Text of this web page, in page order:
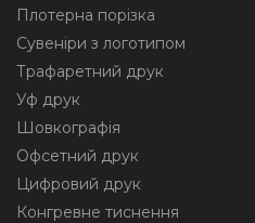
Плотерна порізка
Сувеніри з логотипом
Трафаретний друк
Уф друк
Шовкографія
Офсетний друк
Цифровий друк
Конгревне тиснення